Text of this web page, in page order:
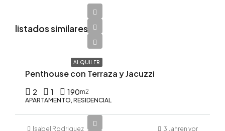
listados similares
ALQUILER
Penthouse con Terraza y Jacuzzi
2 1 190m2
APARTAMENTO, RESIDENCIAL
Isabel Rodriguez 3 Jahren vor